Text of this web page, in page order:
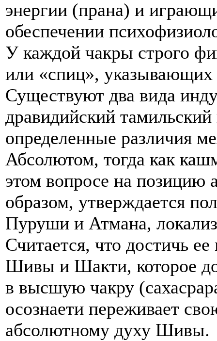
энергии (прана) и
обеспечении
У каждой чакры строго
или «спиц», указывающих
Существуют два вида
дравидийский
определенные различия
Абсолютом, тогда как
этом вопросе на позицию
образом, утверждается
Пуруши и Атмана,
Считается, что достичь
Шивы и Шакти, которое
в высшую чакру
осознаети переживает
абсолютному духу Шивы.